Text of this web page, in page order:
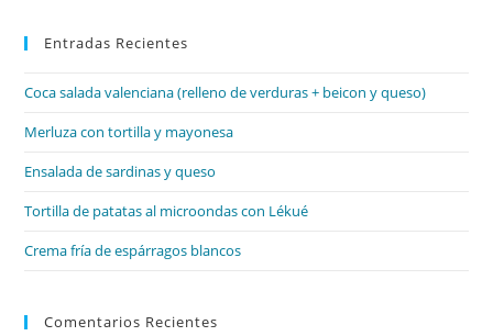
Entradas Recientes
Coca salada valenciana (relleno de verduras + beicon y queso)
Merluza con tortilla y mayonesa
Ensalada de sardinas y queso
Tortilla de patatas al microondas con Lékué
Crema fría de espárragos blancos
Comentarios Recientes